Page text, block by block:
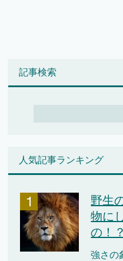
記事検索
人気記事ランキング
野生
物に
の！？
強さの